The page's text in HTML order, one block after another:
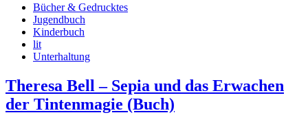
Bücher & Gedrucktes
Jugendbuch
Kinderbuch
lit
Unterhaltung
Theresa Bell – Sepia und das Erwachen
der Tintenmagie (Buch)